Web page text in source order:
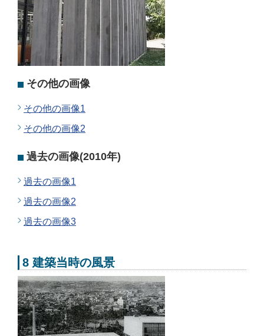
その他の画像
その他の画像1
その他の画像2
過去の画像(2010年)
過去の画像1
過去の画像2
過去の画像3
8 建築当時の風景